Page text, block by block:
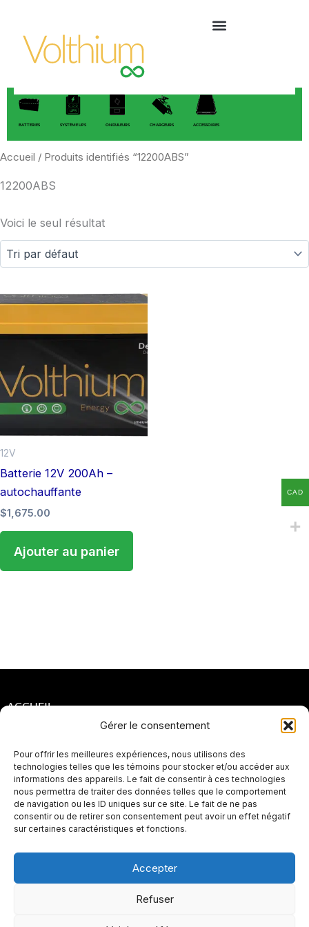
Gérer le consentement
Pour offrir les meilleures expériences, nous utilisons des
technologies telles que les témoins pour stocker et/ou accéder aux
informations des appareils. Le fait de consentir à ces technologies
nous permettra de traiter des données telles que le comportement
de navigation ou les ID uniques sur ce site. Le fait de ne pas
consentir ou de retirer son consentement peut avoir un effet négatif
sur certaines caractéristiques et fonctions.
Accepter
Refuser
contenu
BATTERIES SYSTÈME UPS ONDULEURS CHARGEURS ACCESSOIRES
Accueil / Produits identifiés “12200ABS”
12200ABS
Voici le seul résultat
12V
Batterie 12V 200Ah –
autochauffante
$1,675.00
Ajouter au panier
ACCUEIL
POLITIQUES DE CONFIDENTIALITÉ
POLITIQUES DE RETOUR ET DE REMBOURSEMENT
PLAN DE SITE
SEO
CAD